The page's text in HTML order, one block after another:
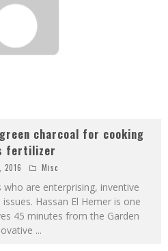
charcoal for cooking
fertilizer
2016 Misc
are enterprising, inventive
Hassan El Hemer is one
45 minutes from the Garden
...